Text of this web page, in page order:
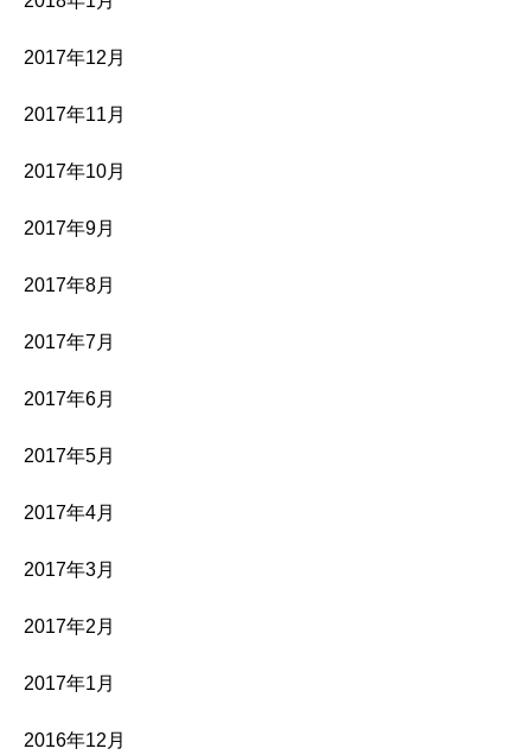
2017年12月
2017年11月
2017年10月
2017年9月
2017年8月
2017年7月
2017年6月
2017年5月
2017年4月
2017年3月
2017年2月
2017年1月
2016年12月